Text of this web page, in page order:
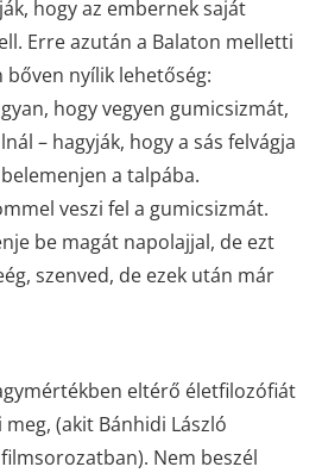
hogy az embernek saját
Erre azután a Balaton melletti
bőven nyílik lehetőség:
hogy vegyen gumicsizmát,
– hagyják, hogy a sás felvágja
a talpába.
veszi fel a gumicsizmát.
be magát napolajjal, de ezt
szenved, de ezek után már
eltérő életfilozófiát
(akit Bánhidi László
Nem beszél